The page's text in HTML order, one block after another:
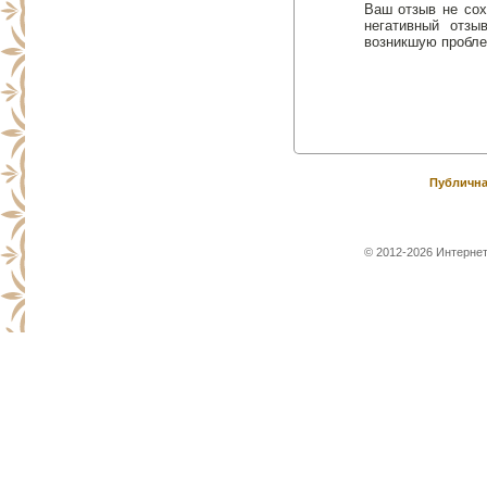
Ваш отзыв не
негативный
возникшую
© 2012-2026